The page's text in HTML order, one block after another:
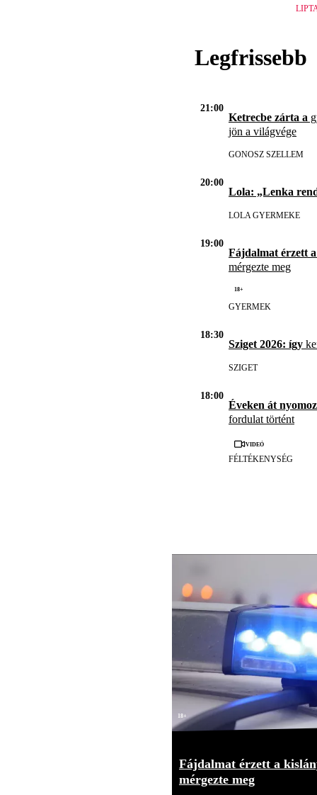
Legfrissebb
21:00
Ketrecbe zárta a
jön a világvége
GONOSZ SZELLEM
20:00
Lola: „Lenka
LOLA GYERMEKE
19:00
Fájdalmat érzett a
mérgezte meg
18+
GYERMEK
18:30
Sziget 2026: így
SZIGET
18:00
Éveken át
fordulat történt
Videó
FÉLTÉKENYSÉG
18+
Fájdalmat érzett a
mérgezte meg